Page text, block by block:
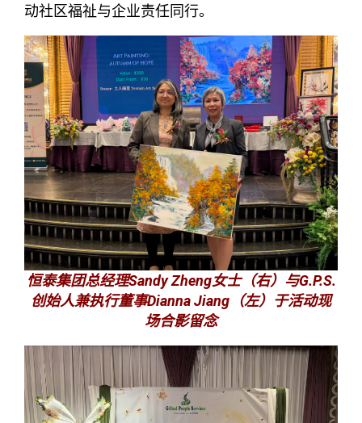
动社区福祉与企业责任同行。
恒泰集团总经理Sandy Zheng女士（右）与G.P.S.
创始人兼执行董事Dianna Jiang（左）于活动现
场合影留念